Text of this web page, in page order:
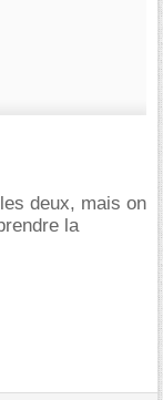
deux, mais on
la